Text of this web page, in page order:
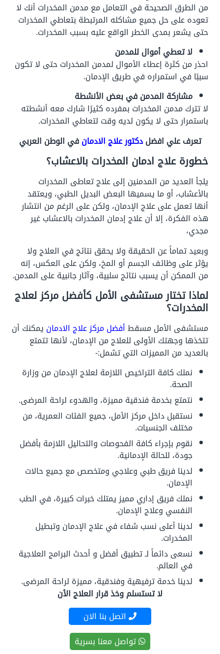
من الطرق الصحيحة في التعامل مع مدمن المخدرات أنك لا
تعوده على حل جميع مشاكله المرتبطة بتعاطي المخدرات
حتى يشعر بمدى الخطر الواقع عليه بسبب المخدرات.
لا تعطي أموال للمدمن
احذر من كثرة إعطاء الأموال لمدمن المخدرات حتى لا تكون
سببًا في استمراره في طريق الإدمان.
مشاركة المدمن في بعض الأنشطة
لا تترك مدمن المخدرات بمفرده كثيرًا شارك معه أنشطته
باستمرار حتى لا يكون لديه وقت لتعاطي المخدرات.
تعرف علي افضلدكتور علاج الادمانفي الوطن العربي
خطورة علاج ادمان المخدرات بالاعشاب؟
يلجأ العديد من المدمنين إلى علاج تعاطى المخدرات
بالأعشاب، أو ما يسميها البعض البديل الطبي، ويعتقد
أنها تعمل على علاج الإدمان، ولكن على الرغم من انتشار
هذه الفكرة، إلا أن علاج إدمان المخدرات بالاعشاب غير
مجدي،
وبعيد تماماً عن الحقيقة ولا يحقق نتائج في العلاج ولا
يؤثر على وظائف الجسم أو المخ، ولكن على العكس، إنه
من الممكن أن يسبب نتائج سلبية، وآثار جانبية على المدمن.
لماذا تختار مستشفى الأمل كأفضل مركز لعلاج
المخدرات؟
مستشفى الأمل مسقطأفضل مركز علاج الادمان يمكنك أن
تتخذها وجهتك الأولى للعلاج من الإدمان، لأنها تتمتع
بالعديد من المميزات التي تشمل:-
نملك كافة التراخيص اللازمة لعلاج الإدمان من وزارة
الصحة.
نتمتع بخدمة فندقية مميزة، والهدوء لراحة المرضى.
نستقبل داخل مركز الأمل، جميع الفئات العمرية، من
مختلف الجنسيات.
نقوم بإجراء كافة الفحوصات والتحاليل اللازمة بأفضل
جودة، للحالة الإدمانية.
لدينا فريق طبي وعلاجي ومتخصص مع جميع حالات
الإدمان.
نملك فريق إداري مميز يمتلك خبرات كبيرة، في الطب
النفسي وعلاج الإدمان.
لدينا أعلى نسب شفاء في علاج الإدمان وتبطيل
المخدرات.
نسعى دائماً لـ تطبيق أفضل و أحدث البرامج العلاجية
في العالم.
لدينا خدمة ترفيهية وفندقية، مميزة لراحة المرضى.
لا تستسلم وخذ قرار العلاج الأن
اتصل بنا الان
تواصل معنا بسرية